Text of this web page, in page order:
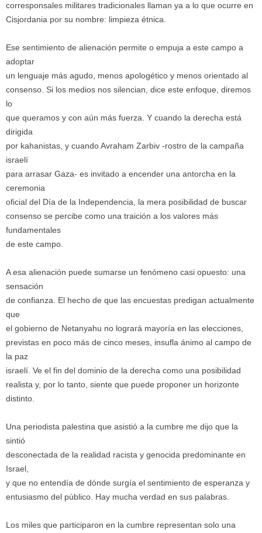
corresponsales militares tradicionales llaman ya a lo que ocurre en
Cisjordania por su nombre: limpieza étnica.
Ese sentimiento de alienación permite o empuja a este campo a
adoptar
un lenguaje más agudo, menos apologético y menos orientado al
consenso. Si los medios nos silencian, dice este enfoque, diremos
lo
que queramos y con aún más fuerza. Y cuando la derecha está
dirigida
por kahanistas, y cuando Avraham Zarbiv -rostro de la campaña
israelí
para arrasar Gaza- es invitado a encender una antorcha en la
ceremonia
oficial del Día de la Independencia, la mera posibilidad de buscar
consenso se percibe como una traición a los valores más
fundamentales
de este campo.
A esa alienación puede sumarse un fenómeno casi opuesto: una
sensación
de confianza. El hecho de que las encuestas predigan actualmente
que
el gobierno de Netanyahu no logrará mayoría en las elecciones,
previstas en poco más de cinco meses, insufla ánimo al campo de
la paz
israelí. Ve el fin del dominio de la derecha como una posibilidad
realista y, por lo tanto, siente que puede proponer un horizonte
distinto.
Una periodista palestina que asistió a la cumbre me dijo que la
sintió
desconectada de la realidad racista y genocida predominante en
Israel,
y que no entendía de dónde surgía el sentimiento de esperanza y
entusiasmo del público. Hay mucha verdad en sus palabras.
Los miles que participaron en la cumbre representan solo una